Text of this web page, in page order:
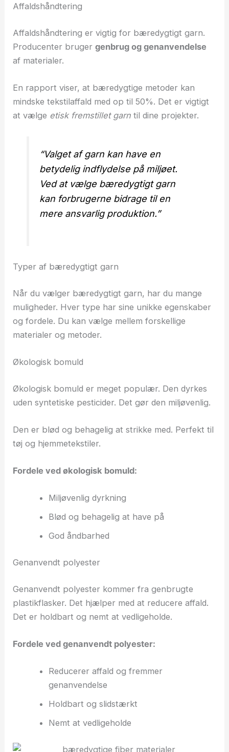
Affaldshåndtering
Affaldshåndtering er vigtig for bæredygtigt garn.
Producenter brugergenbrug og genanvendelse
af materialer.
En rapport viser, at bæredygtige metoder kan
mindske tekstilaffald med op til 50%. Det er vigtigt
at vælge etisk fremstillet garn til dine projekter.
“Valget af garn kan have en
betydelig indflydelse på miljøet.
Ved at vælge bæredygtigt garn
kan forbrugerne bidrage til en
mere ansvarlig produktion.”
Typer af bæredygtigt garn
Når du vælger bæredygtigt garn, har du mange
muligheder. Hver type har sine unikke egenskaber
og fordele. Du kan vælge mellem forskellige
materialer og metoder.
Økologisk bomuld
Økologisk bomuld er meget populær. Den dyrkes
uden syntetiske pesticider. Det gør den miljøvenlig.
Den er blød og behagelig at strikke med. Perfekt til
tøj og hjemmetekstiler.
Fordele ved økologisk bomuld:
Miljøvenlig dyrkning
Blød og behagelig at have på
God åndbarhed
Genanvendt polyester
Genanvendt polyester kommer fra genbrugte
plastikflasker. Det hjælper med at reducere affald.
Det er holdbart og nemt at vedligeholde.
Fordele ved genanvendt polyester:
Reducerer affald og fremmer
genanvendelse
Holdbart og slidstærkt
Nemt at vedligeholde